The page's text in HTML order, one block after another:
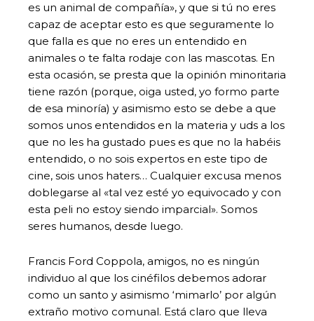
es un animal de compañía», y que si tú no eres
capaz de aceptar esto es que seguramente lo
que falla es que no eres un entendido en
animales o te falta rodaje con las mascotas. En
esta ocasión, se presta que la opinión minoritaria
tiene razón (porque, oiga usted, yo formo parte
de esa minoría) y asimismo esto se debe a que
somos unos entendidos en la materia y uds a los
que no les ha gustado pues es que no la habéis
entendido, o no sois expertos en este tipo de
cine, sois unos haters… Cualquier excusa menos
doblegarse al «tal vez esté yo equivocado y con
esta peli no estoy siendo imparcial». Somos
seres humanos, desde luego.
Francis Ford Coppola, amigos, no es ningún
individuo al que los cinéfilos debemos adorar
como un santo y asimismo ‘mimarlo’ por algún
extraño motivo comunal. Está claro que lleva